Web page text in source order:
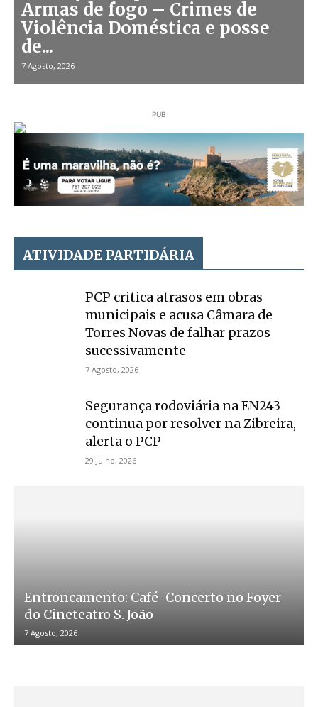
Armas de fogo – Crimes de
Violência Doméstica e posse
de...
7 Agosto, 2026
PUB
ATIVIDADE PARTIDÁRIA
PCP critica atrasos em obras
municipais e acusa Câmara de
Torres Novas de falhar prazos
sucessivamente
7 Agosto, 2026
Segurança rodoviária na EN243
continua por resolver na Zibreira,
alerta o PCP
29 Julho, 2026
Entroncamento: Café-Concerto no Foyer
do Cineteatro S. João
7 Agosto, 2026